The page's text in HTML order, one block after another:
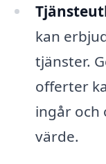
kan
tjänster.
offerter
ingår och
värde.